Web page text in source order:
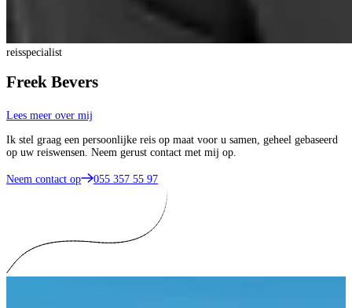
reisspecialist
Freek Bevers
Lees meer over mij
Ik stel graag een persoonlijke reis op maat voor u samen, geheel gebaseerd
op uw reiswensen. Neem gerust contact met mij op.
Neem contact op 055 357 55 97